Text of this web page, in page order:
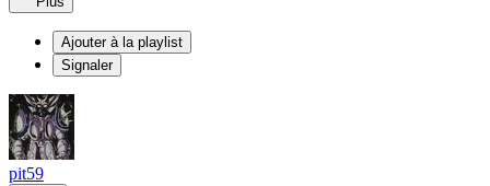
Ajouter à la playlist
Signaler
pit59